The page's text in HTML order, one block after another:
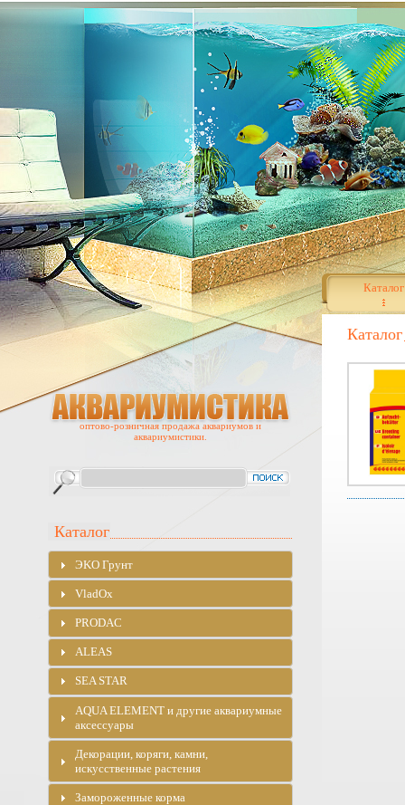
Каталог
Каталог
оптово-розничная продажа аквариумов и
аквариумистики.
Каталог
ЭKO Грунт
VladOx
PRODAC
ALEAS
SEA STAR
AQUA ELEMENT и другие аквариумные
аксессуары
Декорации, коряги, камни,
искусственные растения
Замороженные корма